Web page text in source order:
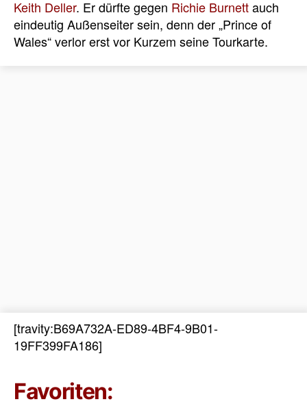
Keith Deller. Er dürfte gegen Richie Burnettauch
eindeutig Außenseiter sein, denn der „Prince of
Wales“ verlor erst vor Kurzem seine Tourkarte.
[travity:B69A732A-ED89-4BF4-9B01-
19FF399FA186]
Favoriten: